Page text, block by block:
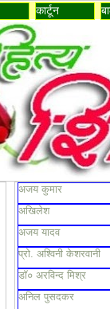
कार्टून
अजय कुमार
अखिलेश
अजय यादव
प्रो. अश्विनी केशरवानी
डॉ० अरविन्द मिश्र
अनिल पुसदकर